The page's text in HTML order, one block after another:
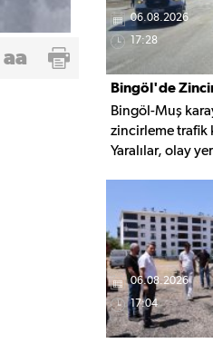
aa
06.08.2026
17:28
Bingöl'de
Yaralandı
Bingöl-Muş
zincirleme trafik
Yaralılar, olay
06.08.2026
17:04